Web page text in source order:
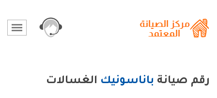
رقم صيانة باناسونيك الغسالات